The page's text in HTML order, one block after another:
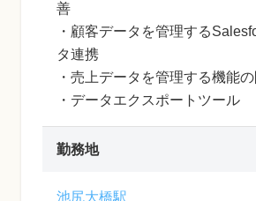
善
・顧客データを管理する
タ連携
・売上データを管理する機能
・データエクスポートツール
勤務地
池尻大橋駅